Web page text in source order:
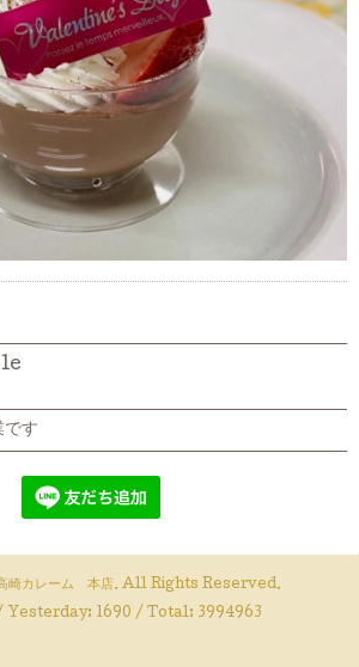
です
崎カレーム 本店. All Rights Reserved.
Yesterday: 1690 / Total: 3994963